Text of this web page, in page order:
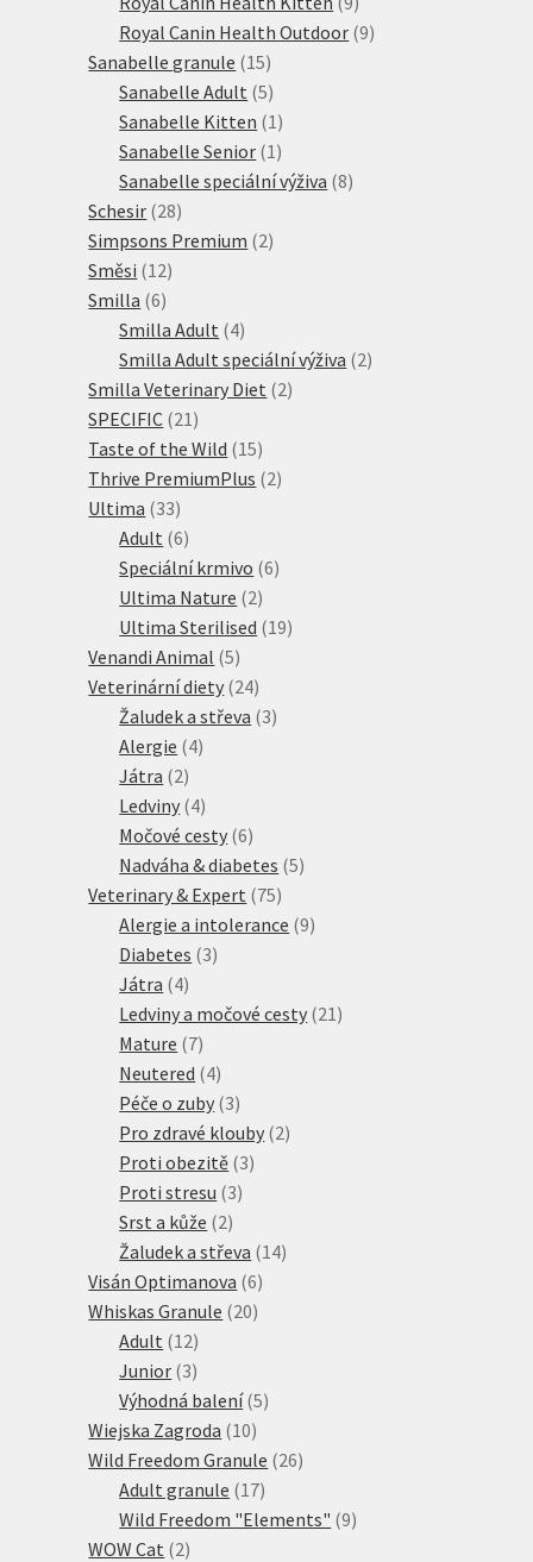
produktů
Royal Canin Health Outdoor 99
Sanabelle granule 1515
produktů
Sanabelle Adult 55
produktů
Sanabelle Kitten 1 1
produkt
Sanabelle Senior 1 1
produkt
Sanabelle speciální výživa 88
Schesir 2828
produktů
Simpsons Premium 22
Směsi 1212
Smilla 66
produktů
Smilla Adult 44
produkty
Smilla Adult speciální výživa 22
Smilla Veterinary Diet 22
SPECIFIC 21 21
produktů
Taste of the Wild 1515
produktů
Thrive PremiumPlus 22
Ultima 3333
produktů
Adult 66
produktů
Speciální krmivo 66
Ultima Nature 22
produkty
Ultima Sterilised 1919
Venandi Animal 55
produktů
Veterinární diety 2424
produktů
Žaludek a střeva 33
Alergie 44
Játra 22
produkty
Ledviny 44
produkty
Močové cesty 66
produktů
Nadváha & diabetes 55
Veterinary & Expert 7575
produktů
Alergie a intolerance 99
Diabetes 33
Játra 44
produkty
Ledviny a močové cesty 21 21
Mature 77
produktů
Neutered 44
produkty
Péče o zuby 33
produkty
Pro zdravé klouby 22
Proti obezitě 33
Proti stresu 33
Srst a kůže 22
produkty
Žaludek a střeva 1414
Visán Optimanova 66
produktů
Whiskas Granule 2020
Adult 1212
produktů
Junior 33
produkty
Výhodná balení 55
Wiejska Zagroda 1010
produktů
Wild Freedom Granule 2626
Adult granule 1717
produktů
Wild Freedom "Elements" 99
WOW Cat 22